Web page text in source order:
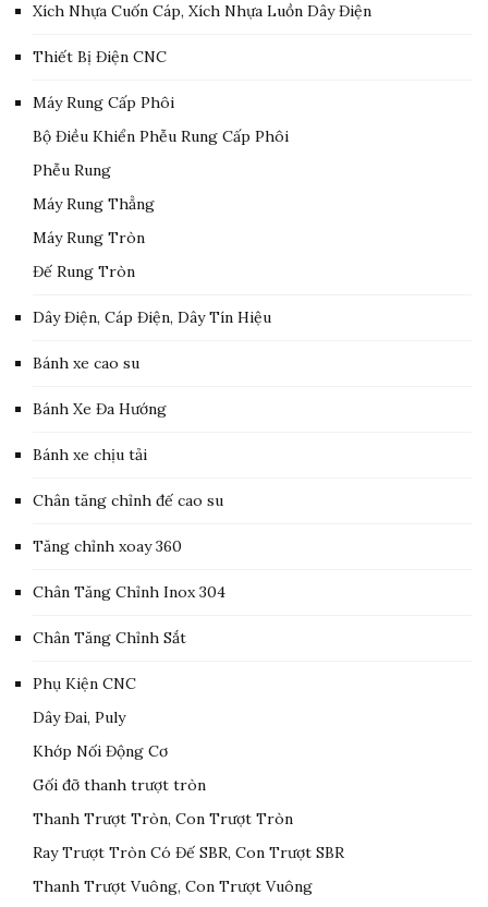
Xích Nhựa Cuốn Cáp, Xích Nhựa Luồn Dây Điện
Thiết Bị Điện CNC
Máy Rung Cấp Phôi
Bộ Điều Khiển Phễu Rung Cấp Phôi
Phễu Rung
Máy Rung Thẳng
Máy Rung Tròn
Đế Rung Tròn
Dây Điện, Cáp Điện, Dây Tín Hiệu
Bánh xe cao su
Bánh Xe Đa Hướng
Bánh xe chịu tải
Chân tăng chỉnh đế cao su
Tăng chỉnh xoay 360
Chân Tăng Chỉnh Inox 304
Chân Tăng Chỉnh Sắt
Phụ Kiện CNC
Dây Đai, Puly
Khớp Nối Động Cơ
Gối đỡ thanh trượt tròn
Thanh Trượt Tròn, Con Trượt Tròn
Ray Trượt Tròn Có Đế SBR, Con Trượt SBR
Thanh Trượt Vuông, Con Trượt Vuông